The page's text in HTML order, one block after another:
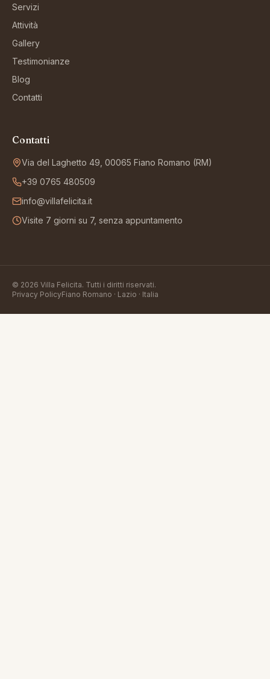
Servizi
Attività
Gallery
Testimonianze
Blog
Contatti
Contatti
Via del Laghetto 49, 00065 Fiano Romano (RM)
+39 0765 480509
info@villafelicita.it
Visite 7 giorni su 7, senza appuntamento
© 2026 Villa Felicita. Tutti i diritti riservati.
Privacy PolicyFiano Romano · Lazio · Italia